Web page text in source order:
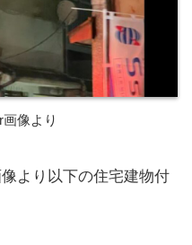
像より
より以下の住宅建物付